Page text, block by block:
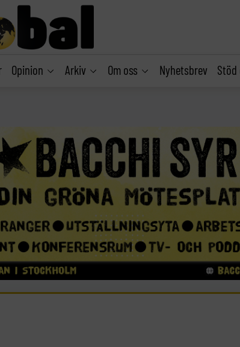
Opinion Arkiv Om oss Nyhetsbrev Stöd